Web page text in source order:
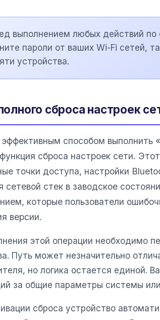
выполнением любых действий по
пароли от ваших Wi-Fi сетей,
устройства.
сброса настроек
способом выполнить
сброса настроек сети.
точки доступа, настройки
сетевой стек в заводское
которые пользователи
версии.
этой операции необходимо
Путь может незначительно
но логика остается единой.
за общие параметры системы
сброса устройство